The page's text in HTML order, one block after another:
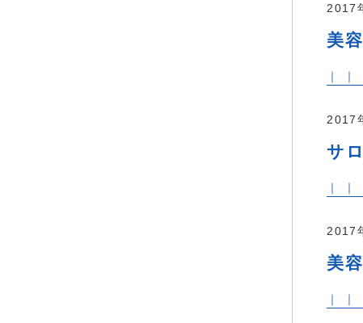
2017
美
｜ ｜
2017
サ
｜ ｜
2017
美
｜ ｜